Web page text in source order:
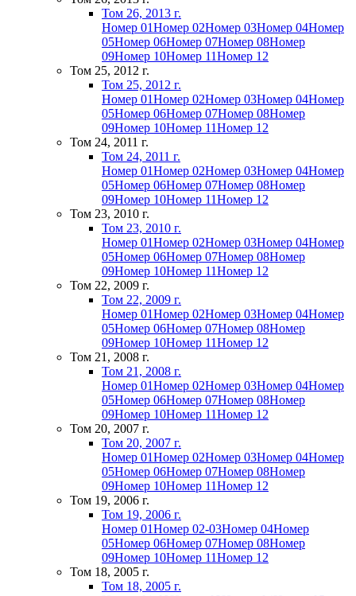
Том 26, 2013 г.
Номер 01Номер 02Номер 03Номер 04Номер
05Номер 06Номер 07Номер 08Номер
09Номер 10Номер 11Номер 12
Том 25, 2012 г.
Том 25, 2012 г.
Номер 01Номер 02Номер 03Номер 04Номер
05Номер 06Номер 07Номер 08Номер
09Номер 10Номер 11Номер 12
Том 24, 2011 г.
Том 24, 2011 г.
Номер 01Номер 02Номер 03Номер 04Номер
05Номер 06Номер 07Номер 08Номер
09Номер 10Номер 11Номер 12
Том 23, 2010 г.
Том 23, 2010 г.
Номер 01Номер 02Номер 03Номер 04Номер
05Номер 06Номер 07Номер 08Номер
09Номер 10Номер 11Номер 12
Том 22, 2009 г.
Том 22, 2009 г.
Номер 01Номер 02Номер 03Номер 04Номер
05Номер 06Номер 07Номер 08Номер
09Номер 10Номер 11Номер 12
Том 21, 2008 г.
Том 21, 2008 г.
Номер 01Номер 02Номер 03Номер 04Номер
05Номер 06Номер 07Номер 08Номер
09Номер 10Номер 11Номер 12
Том 20, 2007 г.
Том 20, 2007 г.
Номер 01Номер 02Номер 03Номер 04Номер
05Номер 06Номер 07Номер 08Номер
09Номер 10Номер 11Номер 12
Том 19, 2006 г.
Том 19, 2006 г.
Номер 01Номер 02-03Номер 04Номер
05Номер 06Номер 07Номер 08Номер
09Номер 10Номер 11Номер 12
Том 18, 2005 г.
Том 18, 2005 г.